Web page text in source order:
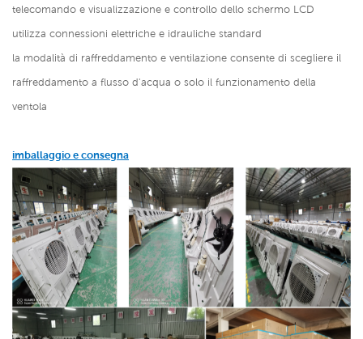
telecomando e visualizzazione e controllo dello schermo LCD
utilizza connessioni elettriche e idrauliche standard
la modalità di raffreddamento e ventilazione consente di scegliere il
raffreddamento a flusso d'acqua o solo il funzionamento della
ventola
imballaggio e consegna